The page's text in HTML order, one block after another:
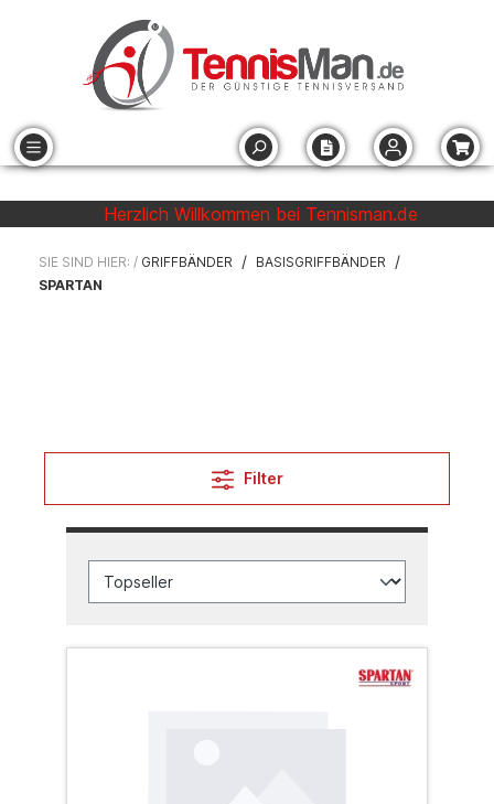
Herzlich Willkommen bei Tennisman.de
SIE SIND HIER: / GRIFFBÄNDER / BASISGRIFFBÄNDER /
SPARTAN
Filter